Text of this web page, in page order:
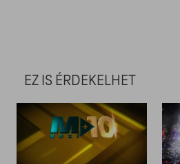
EZ IS ÉRDEKELHET